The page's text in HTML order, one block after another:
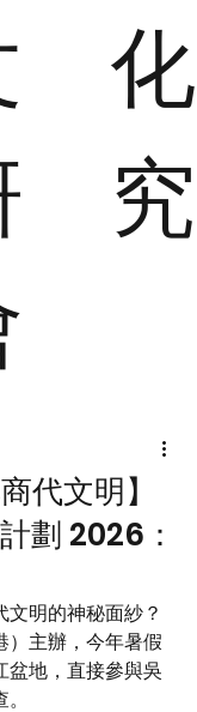
代文明】
劃 2026：
明的神秘面紗？
）主辦，今年暑假
盆地，直接參與吳